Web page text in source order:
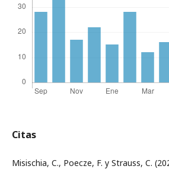
Citas
Misischia, C., Poecze, F. y Strauss, C.